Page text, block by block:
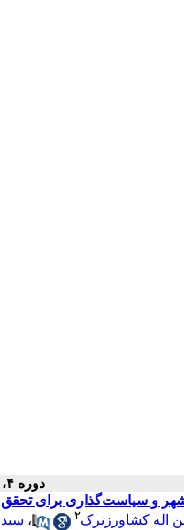
دوره ۴، شماره ۲ - ( تابستان ۱۴۰۲ )
و سیاست‌گذاری برای
اله کشاورزترک۲ ،